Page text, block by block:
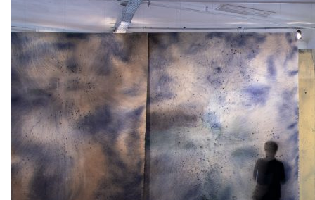
Contenido Patrocinado